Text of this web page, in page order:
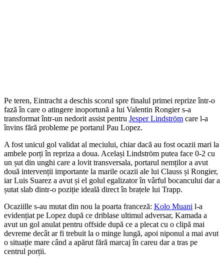
Pe teren, Eintracht a deschis scorul spre finalul primei reprize într-o
fază în care o atingere inoportună a lui Valentin Rongier s-a
transformat într-un nedorit assist pentru Jesper Lindström care l-a
învins fără probleme pe portarul Pau Lopez.
A fost unicul gol validat al meciului, chiar dacă au fost ocazii mari la
ambele porți în repriza a doua. Același Lindström putea face 0-2 cu
un șut din unghi care a lovit transversala, portarul nemților a avut
două intervenții importante la marile ocazii ale lui Clauss și Rongier,
iar Luis Suarez a avut și el golul egalizator în vârful bocancului dar a
șutat slab dintr-o poziție ideală direct în brațele lui Trapp.
Ocaziille s-au mutat din nou la poarta franceză: Kolo Muani l-a
evidențiat pe Lopez după ce driblase ultimul adversar, Kamada a
avut un gol anulat pentru offside după ce a plecat cu o clipă mai
devreme decât ar fi trebuit la o minge lungă, apoi niponul a mai avut
o situație mare când a apărut fără marcaj în careu dar a tras pe
centrul porții.